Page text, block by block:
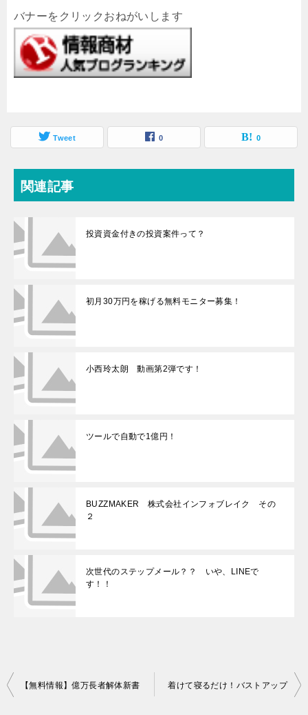
バナーをクリックおねがいします
Tweet 0 0
関連記事
投資資金付きの投資案件って？
初月30万円を稼げる無料モニター募集！
小西玲太朗 動画第2弾です！
ツールで自動で1億円！
BUZZMAKER 株式会社インフォブレイク その
２
次世代のステップメール？？ いや、LINEで
す！！
投
【無料情報】億万長者解体新書 着けて寝るだけ！バストアップ